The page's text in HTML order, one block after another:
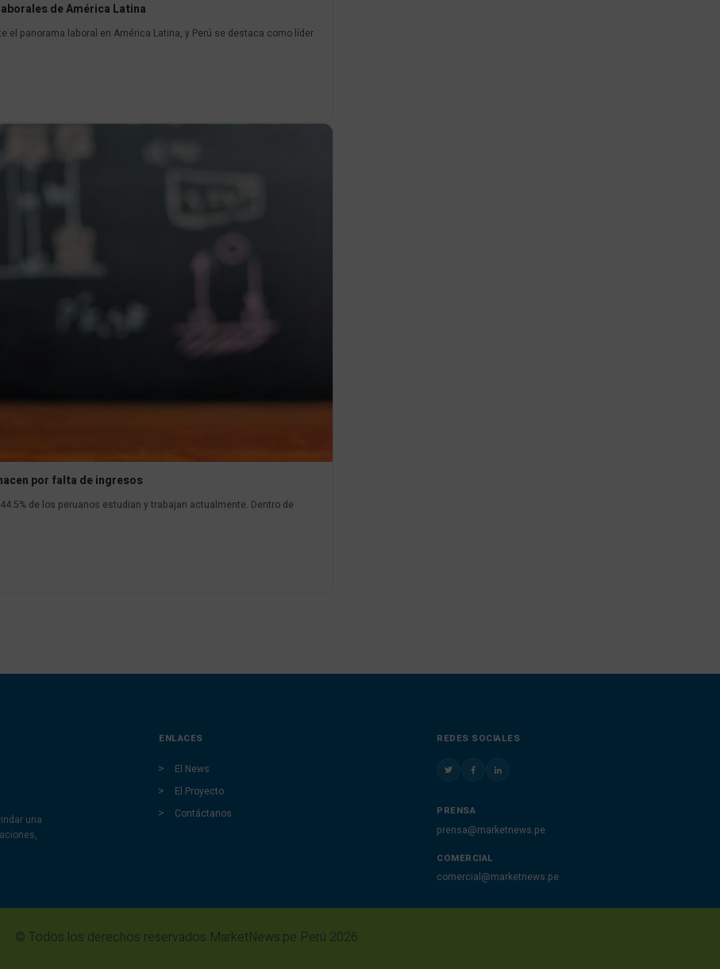
de América Latina
panorama laboral en América Latina, y Perú se destaca como líder
por falta de ingresos
de los peruanos estudian y trabajan actualmente. Dentro de
una
ENLACES
El News
El Proyecto
Contáctanos
REDES SOCIALES
PRENSA
prensa@marketnews.pe
COMERCIAL
comercial@marketnews.pe
© Todos los derechos reservados MarketNews.pe Perú 2026